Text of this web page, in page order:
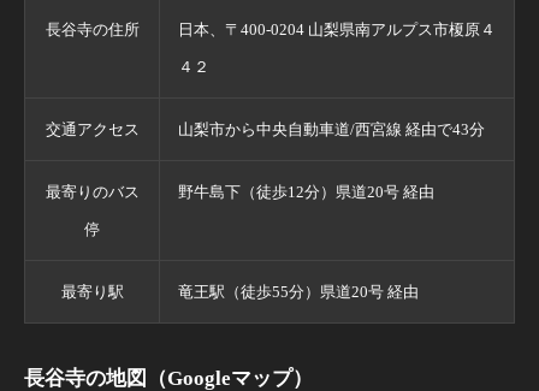
長谷寺の住所 日本、〒400-0204 山梨県南アルプス市榎原４
４２
交通アクセス 山梨市から中央自動車道/西宮線 経由で43分
最寄りのバス
停
野牛島下（徒歩12分）県道20号 経由
最寄り駅 竜王駅（徒歩55分）県道20号 経由
長谷寺の地図（Googleマップ）